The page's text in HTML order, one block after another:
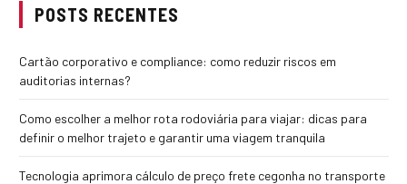
POSTS RECENTES
Cartão corporativo e compliance: como reduzir riscos em
auditorias internas?
Como escolher a melhor rota rodoviária para viajar: dicas para
definir o melhor trajeto e garantir uma viagem tranquila
Tecnologia aprimora cálculo de preço frete cegonha no transporte